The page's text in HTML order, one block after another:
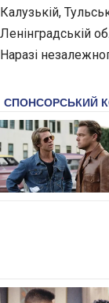
Калузькій,
Ленінградській
Наразі